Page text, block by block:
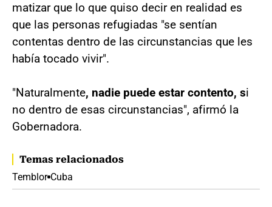
matizar que lo que quiso decir en realidad es
que las personas refugiadas "se sentían
contentas dentro de las circunstancias que les
había tocado vivir".
"Naturalmente, nadie puede estar contento, si
no dentro de esas circunstancias", afirmó la
Gobernadora.
Temas relacionados
Temblor Cuba